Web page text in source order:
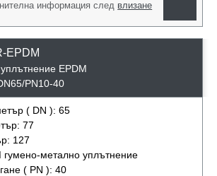
информация след влизане
EPDM
EPDM
PN10-40
( DN ): 65
77
127
гумено-метално уплътнение
( PN ): 40